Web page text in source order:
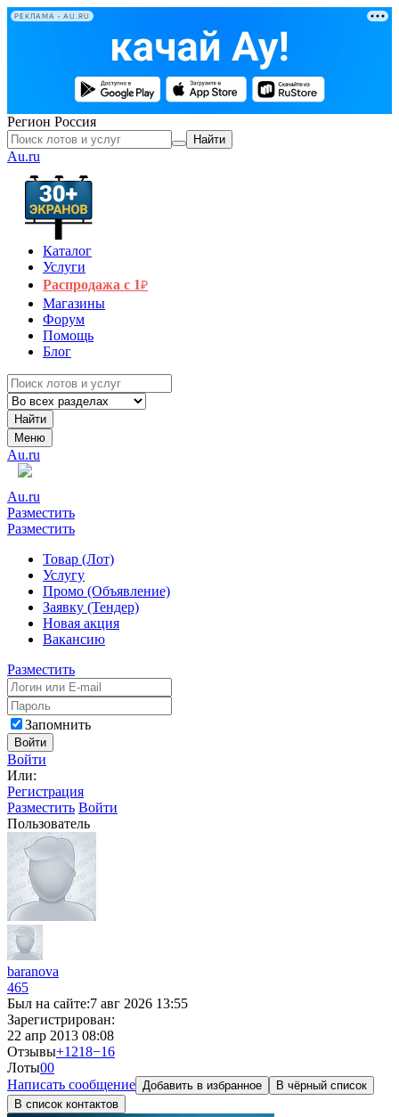
РЕКЛАМА • AU.RU
Регион Россия
Найти
Au.ru
Каталог
Услуги
Распродажа с 1₽
Магазины
Форум
Помощь
Блог
Найти
Меню
Au.ru
Au.ru
Разместить
Разместить
Товар (Лот)
Услугу
Промо (Объявление)
Заявку (Тендер)
Новая акция
Вакансию
Разместить
Запомнить
Войти
Войти
Или:
Регистрация
Разместить Войти
Пользователь
baranova
465
Был на сайте:7 авг 2026 13:55
Зарегистрирован:
22 апр 2013 08:08
Отзывы+1218−16
Лоты00
Написать сообщение Добавить в избранное
В чёрный список
В список контактов